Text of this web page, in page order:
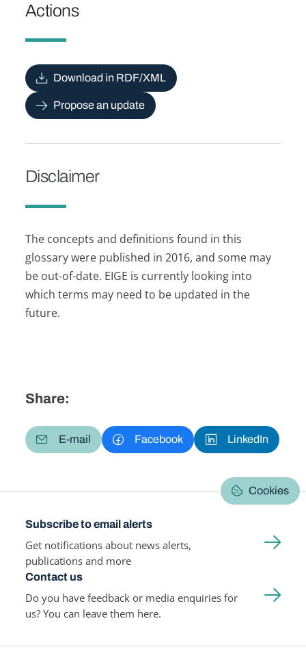
Actions
Download in RDF/XML
Propose an update
Disclaimer
The concepts and definitions found in this
glossary were published in 2016, and some may
be out-of-date. EIGE is currently looking into
which terms may need to be updated in the
future.
Share:
E-mail Facebook LinkedIn
Cookies
Subscribe to email alerts
Get notifications about news alerts,
publications and more
Contact us
Do you have feedback or media enquiries for
us? You can leave them here.